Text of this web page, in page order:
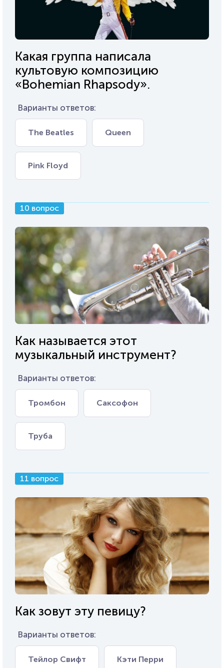
Какая группа написала
культовую композицию
«Bohemian Rhapsody».
Варианты ответов:
The Beatles Queen
Pink Floyd
10 вопрос
Как называется этот
музыкальный инструмент?
Варианты ответов:
Тромбон Саксофон
Труба
11 вопрос
Как зовут эту певицу?
Варианты ответов:
Тейлор Свифт Кэти Перри